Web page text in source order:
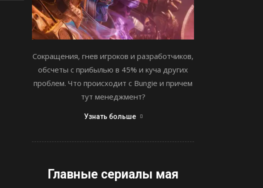
Сокращения, гнев игроков и разработчиков,
обсчеты с прибылью в 45% и куча других
проблем. Что происходит с Bungie и причем
тут менеджмент?
Узнать больше
Главные сериалы мая